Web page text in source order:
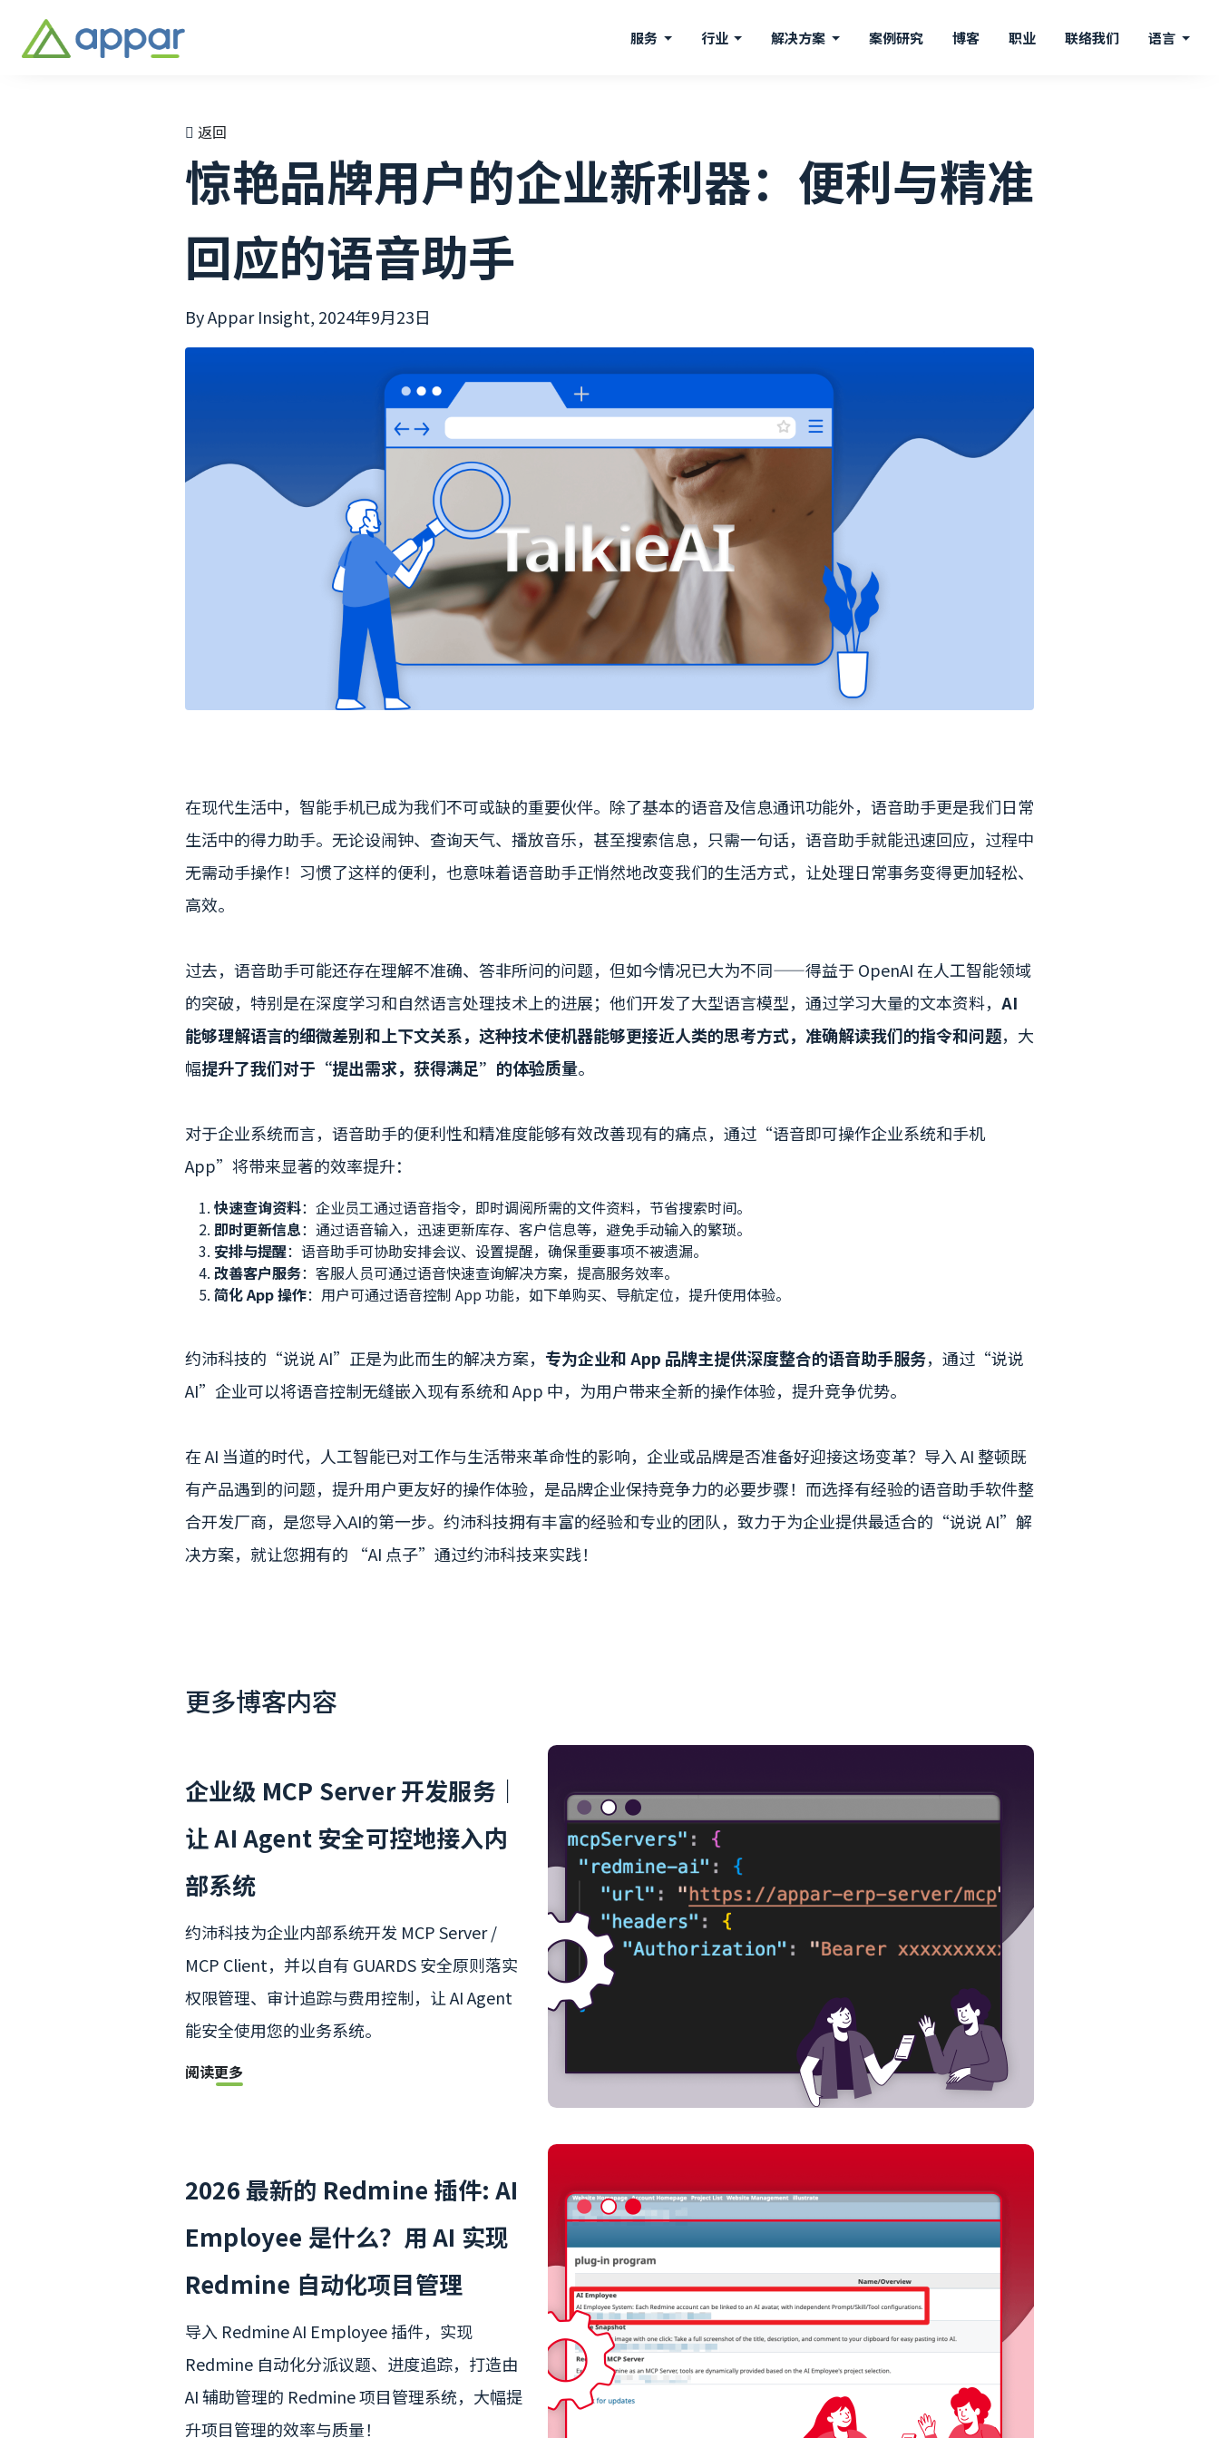
服务 行业 解决方案 案例研究 博客 职业 联络我们 语言
返回
惊艳品牌用户的企业新利器：便利与精准
回应的语音助手
By Appar Insight, 2024年9月23日
在现代生活中，智能手机已成为我们不可或缺的重要伙伴。除了基本的语音及信息通讯功能外，语音助手更是我们日常
生活中的得力助手。无论设闹钟、查询天气、播放音乐，甚至搜索信息，只需一句话，语音助手就能迅速回应，过程中
无需动手操作！习惯了这样的便利，也意味着语音助手正悄然地改变我们的生活方式，让处理日常事务变得更加轻松、
高效。
过去，语音助手可能还存在理解不准确、答非所问的问题，但如今情况已大为不同——得益于 OpenAI 在人工智能领域
的突破，特别是在深度学习和自然语言处理技术上的进展；他们开发了大型语言模型，通过学习大量的文本资料， AI
能够理解语言的细微差别和上下文关系，这种技术使机器能够更接近人类的思考方式，准确解读我们的指令和问题，大
幅提升了我们对于“提出需求，获得满足”的体验质量。
对于企业系统而言，语音助手的便利性和精准度能够有效改善现有的痛点，通过“语音即可操作企业系统和手机
App”将带来显著的效率提升：
快速查询资料：企业员工通过语音指令，即时调阅所需的文件资料，节省搜索时间。
即时更新信息：通过语音输入，迅速更新库存、客户信息等，避免手动输入的繁琐。
安排与提醒：语音助手可协助安排会议、设置提醒，确保重要事项不被遗漏。
改善客户服务：客服人员可通过语音快速查询解决方案，提高服务效率。
简化 App 操作：用户可通过语音控制 App 功能，如下单购买、导航定位，提升使用体验。
约沛科技的“说说 AI”正是为此而生的解决方案， 专为企业和 App 品牌主提供深度整合的语音助手服务，通过“说说
AI”企业可以将语音控制无缝嵌入现有系统和 App 中，为用户带来全新的操作体验，提升竞争优势。
在 AI 当道的时代，人工智能已对工作与生活带来革命性的影响，企业或品牌是否准备好迎接这场变革？导入 AI 整顿既
有产品遇到的问题，提升用户更友好的操作体验，是品牌企业保持竞争力的必要步骤！而选择有经验的语音助手软件整
合开发厂商，是您导入AI的第一步。约沛科技拥有丰富的经验和专业的团队，致力于为企业提供最适合的“说说 AI”解
决方案，就让您拥有的 “AI 点子”通过约沛科技来实践！
更多博客内容
企业级 MCP Server 开发服务｜
让 AI Agent 安全可控地接入内
部系统
约沛科技为企业内部系统开发 MCP Server /
MCP Client，并以自有 GUARDS 安全原则落实
权限管理、审计追踪与费用控制，让 AI Agent
能安全使用您的业务系统。
阅读更多
2026 最新的 Redmine 插件: AI
Employee 是什么？用 AI 实现
Redmine 自动化项目管理
导入 Redmine AI Employee 插件，实现
Redmine 自动化分派议题、进度追踪，打造由
AI 辅助管理的 Redmine 项目管理系统，大幅提
升项目管理的效率与质量！